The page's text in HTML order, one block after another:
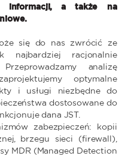
informacji, a także na
się do nas zwrócić ze
najbardziej racjonalnie
analizę
optymalne
i usługi niezbędne do
dostosowane do
dana JST.
zabezpieczeń: kopii
brzegu sieci (firewall),
MDR (Managed Detection